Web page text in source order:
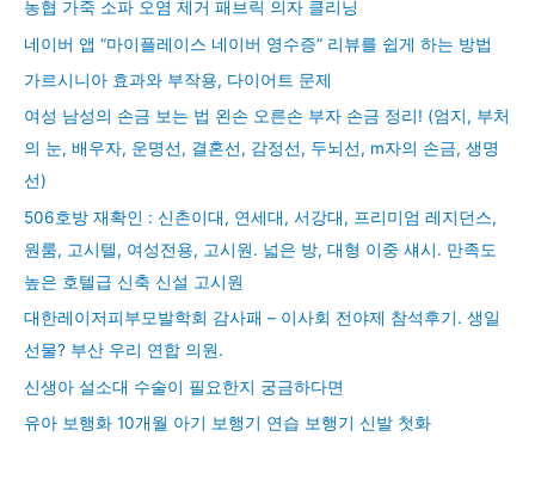
농협 가죽 소파 오염 제거 패브릭 의자 클리닝
네이버 앱 “마이플레이스 네이버 영수증” 리뷰를 쉽게 하는 방법
가르시니아 효과와 부작용, 다이어트 문제
여성 남성의 손금 보는 법 왼손 오른손 부자 손금 정리! (엄지, 부처
의 눈, 배우자, 운명선, 결혼선, 감정선, 두뇌선, m자의 손금, 생명
선)
506호방 재확인 : 신촌이대, 연세대, 서강대, 프리미엄 레지던스,
원룸, 고시텔, 여성전용, 고시원. 넓은 방, 대형 이중 섀시. 만족도
높은 호텔급 신축 신설 고시원
대한레이저피부모발학회 감사패 – 이사회 전야제 참석후기. 생일
선물? 부산 우리 연합 의원.
신생아 설소대 수술이 필요한지 궁금하다면
유아 보행화 10개월 아기 보행기 연습 보행기 신발 첫화